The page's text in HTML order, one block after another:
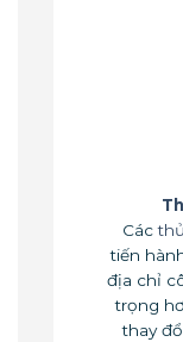
Các
tiến
địa chỉ
trọng
thay